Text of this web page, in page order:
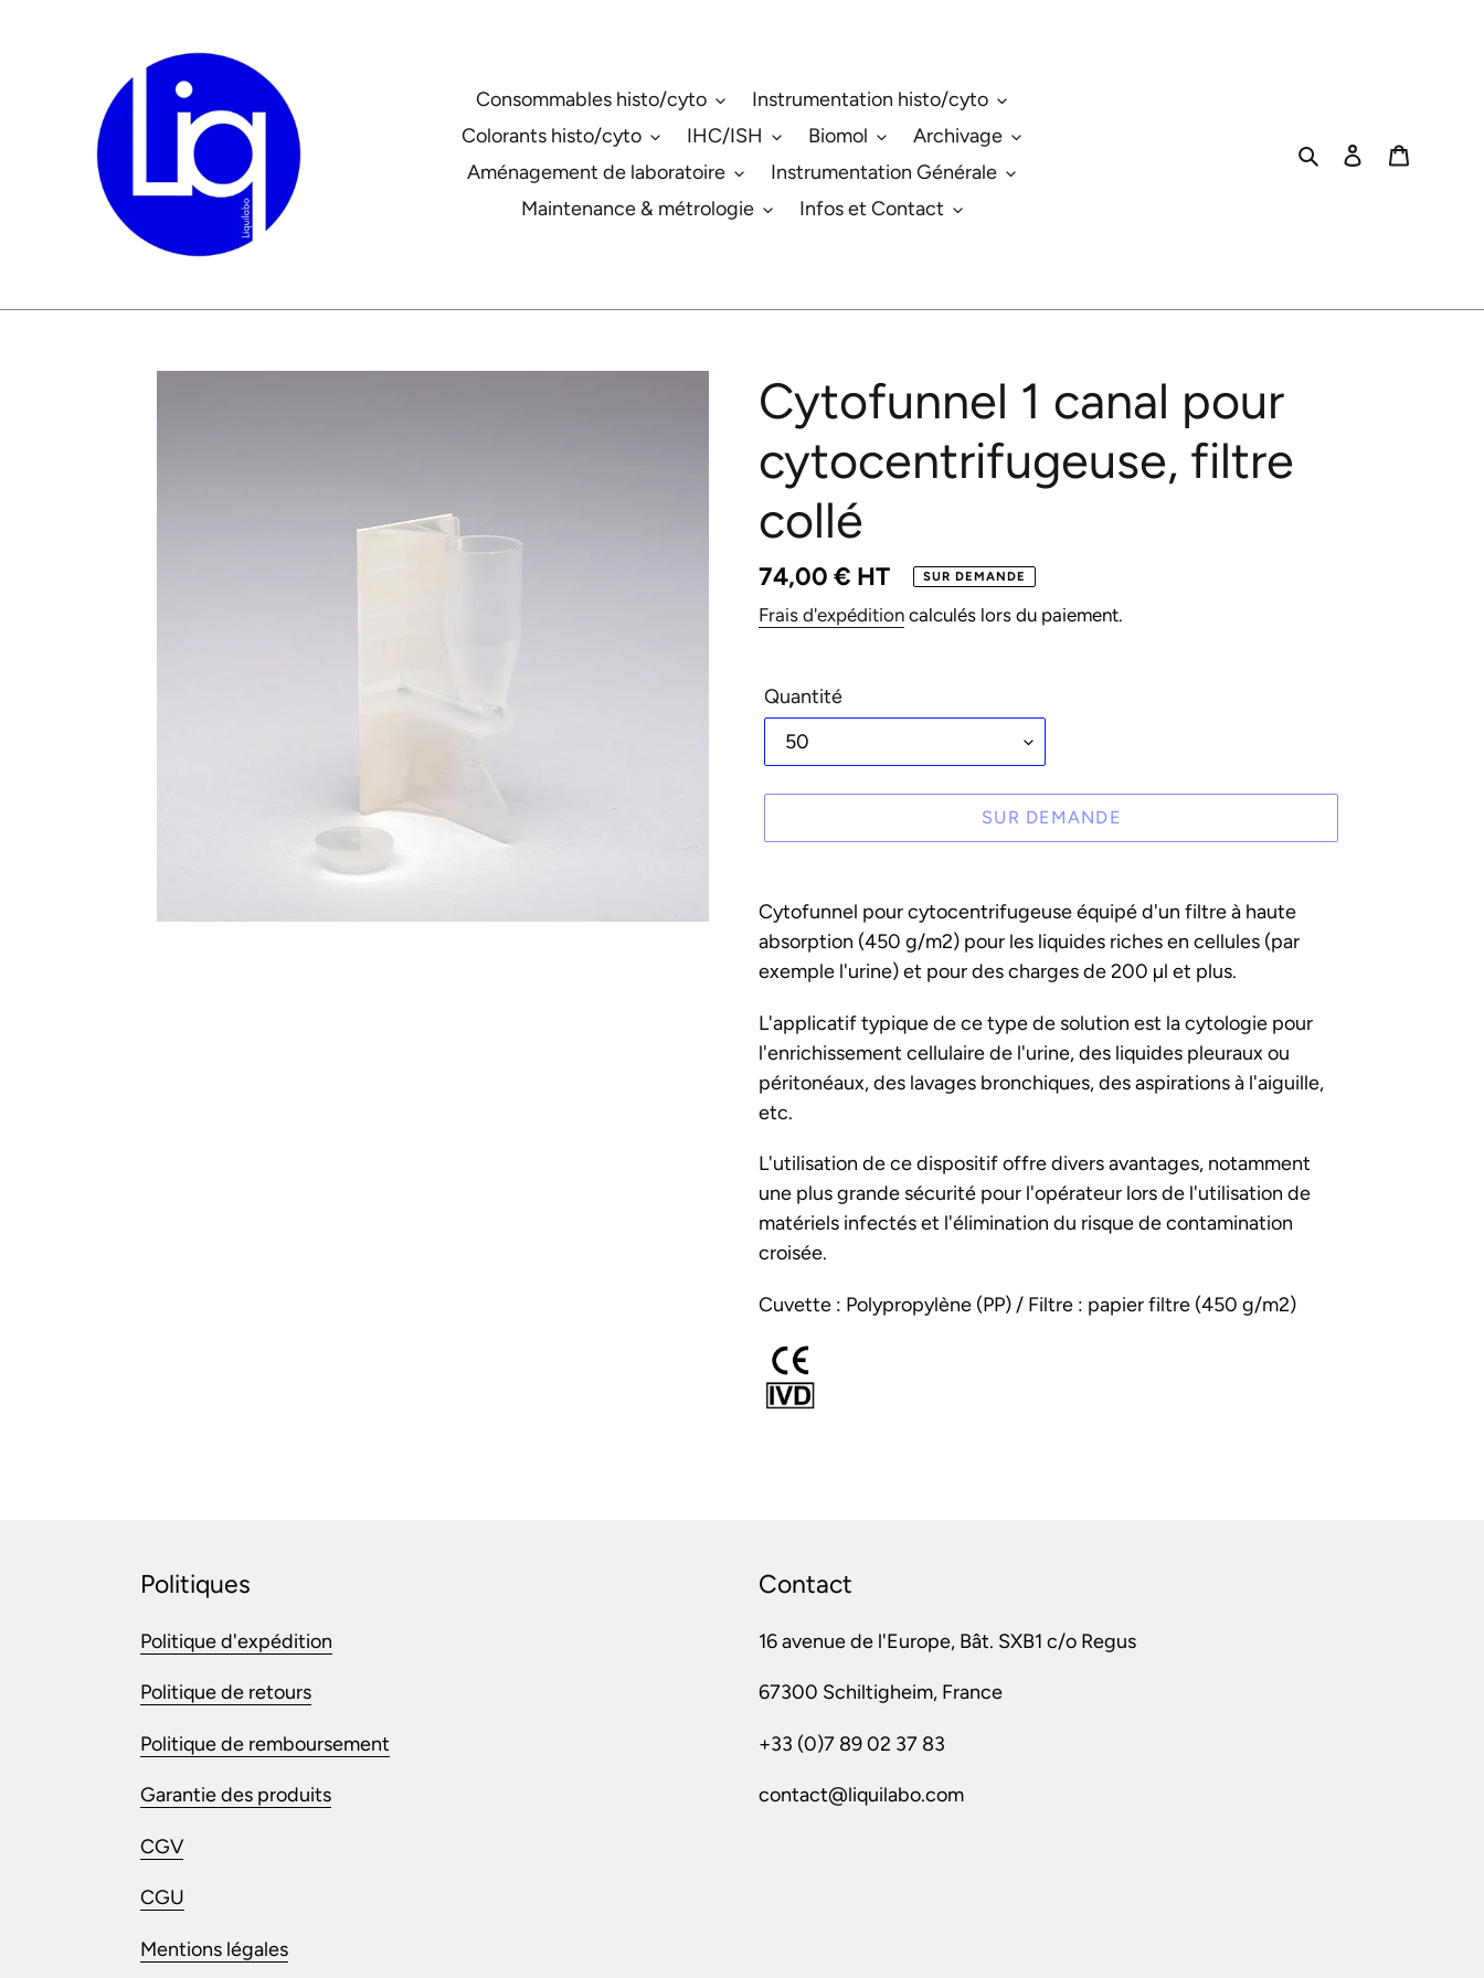
Consommables histo/cyto
Instrumentation histo/cyto
Colorants histo/cyto
IHC/ISH Biomol
Archivage
Aménagement de laboratoire
Instrumentation Générale
Maintenance & métrologie
Infos et Contact
RechercherSe connecter
Cytofunnel 1 canal pour
cytocentrifugeuse, filtre
collé
Prix
normal
74,00 € HT SUR DEMANDE
Frais d'expédition calculés lors du paiement.
Quantité
SUR DEMANDE
d'un
produit
à
panier
Cytofunnel pour cytocentrifugeuse équipé d'un filtre à haute
absorption (450 g/m2) pour les liquides riches en cellules (par
exemple l'urine) et pour des charges de 200 µl et plus.
L'applicatif typique de ce type de solution est la cytologie pour
l'enrichissement cellulaire de l'urine, des liquides pleuraux ou
péritonéaux, des lavages bronchiques, des aspirations à l'aiguille,
etc.
L'utilisation de ce dispositif offre divers avantages, notamment
une plus grande sécurité pour l'opérateur lors de l'utilisation de
matériels infectés et l'élimination du risque de contamination
croisée.
Cuvette : Polypropylène (PP) / Filtre : papier filtre (450 g/m2)
Politiques
Politique d'expédition
Politique de retours
Politique de remboursement
Garantie des produits
CGV
CGU
Mentions légales
Contact
16 avenue de l'Europe, Bât. SXB1 c/o Regus
67300 Schiltigheim, France
+33 (0)7 89 02 37 83
contact@liquilabo.com